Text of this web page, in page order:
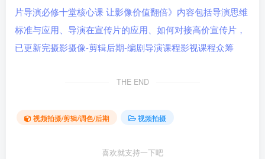
THE END
视频拍摄/剪辑/调色/后期 视频拍摄
喜欢就支持一下吧